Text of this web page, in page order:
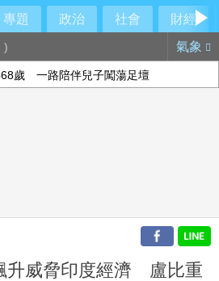
專題 政治 社會
財經
) 氣象
歲 一路陪伴兒子闖蕩足壇
升威脅印度經濟 盧比重